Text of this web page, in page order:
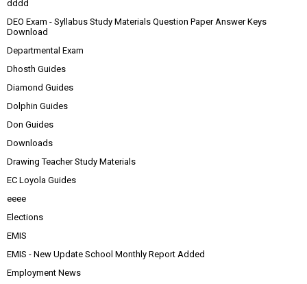
dddd
DEO Exam - Syllabus Study Materials Question Paper Answer Keys
Download
Departmental Exam
Dhosth Guides
Diamond Guides
Dolphin Guides
Don Guides
Downloads
Drawing Teacher Study Materials
EC Loyola Guides
eeee
Elections
EMIS
EMIS - New Update School Monthly Report Added
Employment News